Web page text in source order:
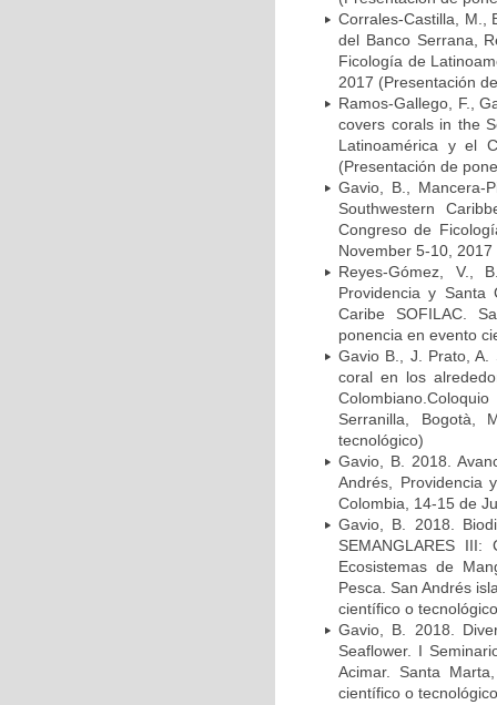
Corrales-Castilla, M.,
del Banco Serrana,
Ficología de
2017 (Presentación
Ramos-Gallego, F.,
covers corals in the
Latinoamérica y el
(Presentación de
Gavio, B., Mancera-
Southwestern
Congreso de
November 5-10,
Reyes-Gómez, V.,
Providencia y Santa
Caribe SOFILAC.
ponencia en evento
Gavio B., J. Prato, A.
coral en los
Serranilla, Bogotà,
tecnológico)
Gavio, B. 2018.
Andrés, Providencia
Colombia, 14-15 de
Gavio, B. 2018.
SEMANGLARES
Ecosistemas de
Pesca. San Andrés
científico o
Gavio, B. 2018.
Seaflower. I
Acimar. Santa
científico o